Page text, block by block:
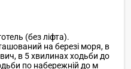
(без ліфта).
на березі моря, в
в 5 хвилинах ходьби до
по набережній до м